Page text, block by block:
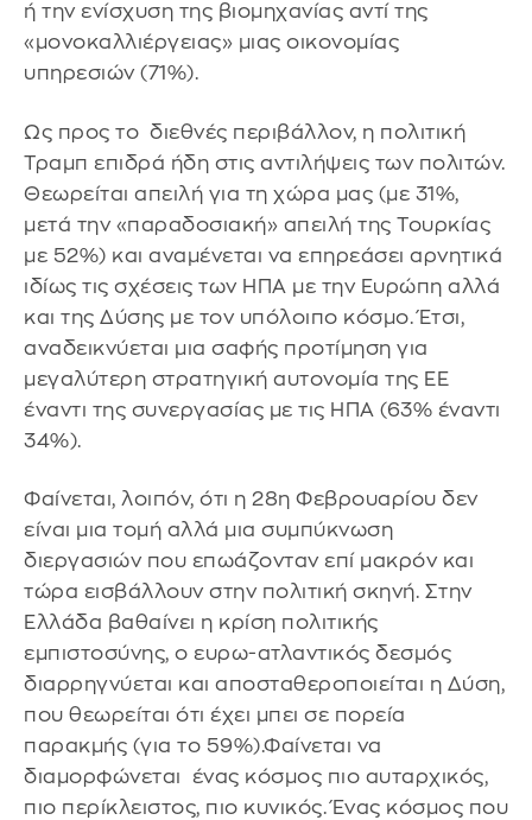
ή την ενίσχυση της βιομηχανίας αντί της
«μονοκαλλιέργειας» μιας οικονομίας
υπηρεσιών (71%).
Ως προς το διεθνές περιβάλλον, η πολιτική
Τραμπ επιδρά ήδη στις αντιλήψεις των πολιτών.
Θεωρείται απειλή για τη χώρα μας (με 31%,
μετά την «παραδοσιακή» απειλή της Τουρκίας
με 52%) και αναμένεται να επηρεάσει αρνητικά
ιδίως τις σχέσεις των ΗΠΑ με την Ευρώπη αλλά
και της Δύσης με τον υπόλοιπο κόσμο. Έτσι,
αναδεικνύεται μια σαφής προτίμηση για
μεγαλύτερη στρατηγική αυτονομία της ΕΕ
έναντι της συνεργασίας με τις ΗΠΑ (63% έναντι
34%).
Φαίνεται, λοιπόν, ότι η 28η Φεβρουαρίου δεν
είναι μια τομή αλλά μια συμπύκνωση
διεργασιών που επωάζονταν επί μακρόν και
τώρα εισβάλλουν στην πολιτική σκηνή. Στην
Ελλάδα βαθαίνει η κρίση πολιτικής
εμπιστοσύνης, ο ευρω-ατλαντικός δεσμός
διαρρηγνύεται και αποσταθεροποιείται η Δύση,
που θεωρείται ότι έχει μπει σε πορεία
παρακμής (για το 59%).Φαίνεται να
διαμορφώνεται ένας κόσμος πιο αυταρχικός,
πιο περίκλειστος, πιο κυνικός. Ένας κόσμος που